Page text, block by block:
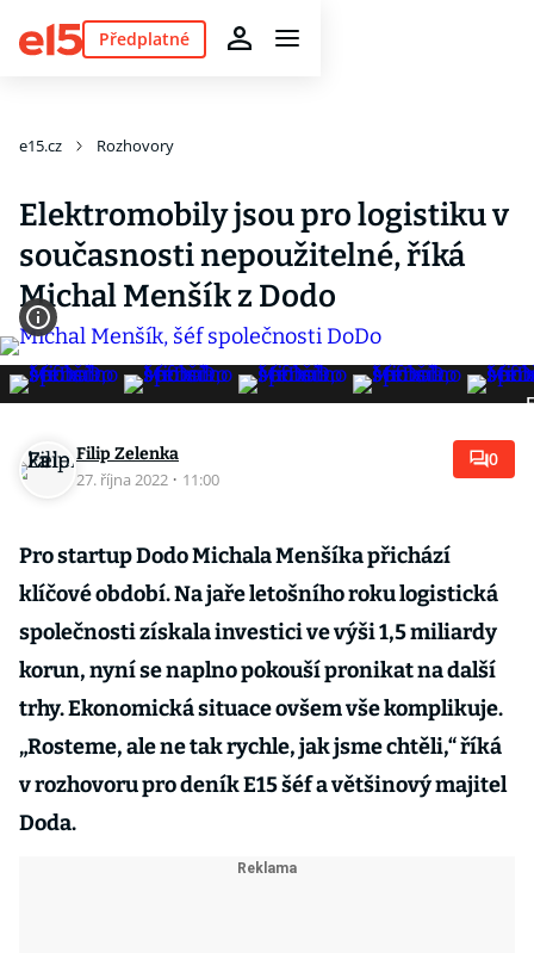
Předplatné
e15.cz Rozhovory
Elektromobily jsou pro logistiku v
současnosti nepoužitelné, říká
Michal Menšík z Dodo
Filip Zelenka
27. října 2022 · 11:00
0
Pro startup Dodo Michala Menšíka přichází
klíčové období. Na jaře letošního roku logistická
společnosti získala investici ve výši 1,5 miliardy
korun, nyní se naplno pokouší pronikat na další
trhy. Ekonomická situace ovšem vše komplikuje.
„Rosteme, ale ne tak rychle, jak jsme chtěli,“ říká
v rozhovoru pro deník E15 šéf a většinový majitel
Doda.